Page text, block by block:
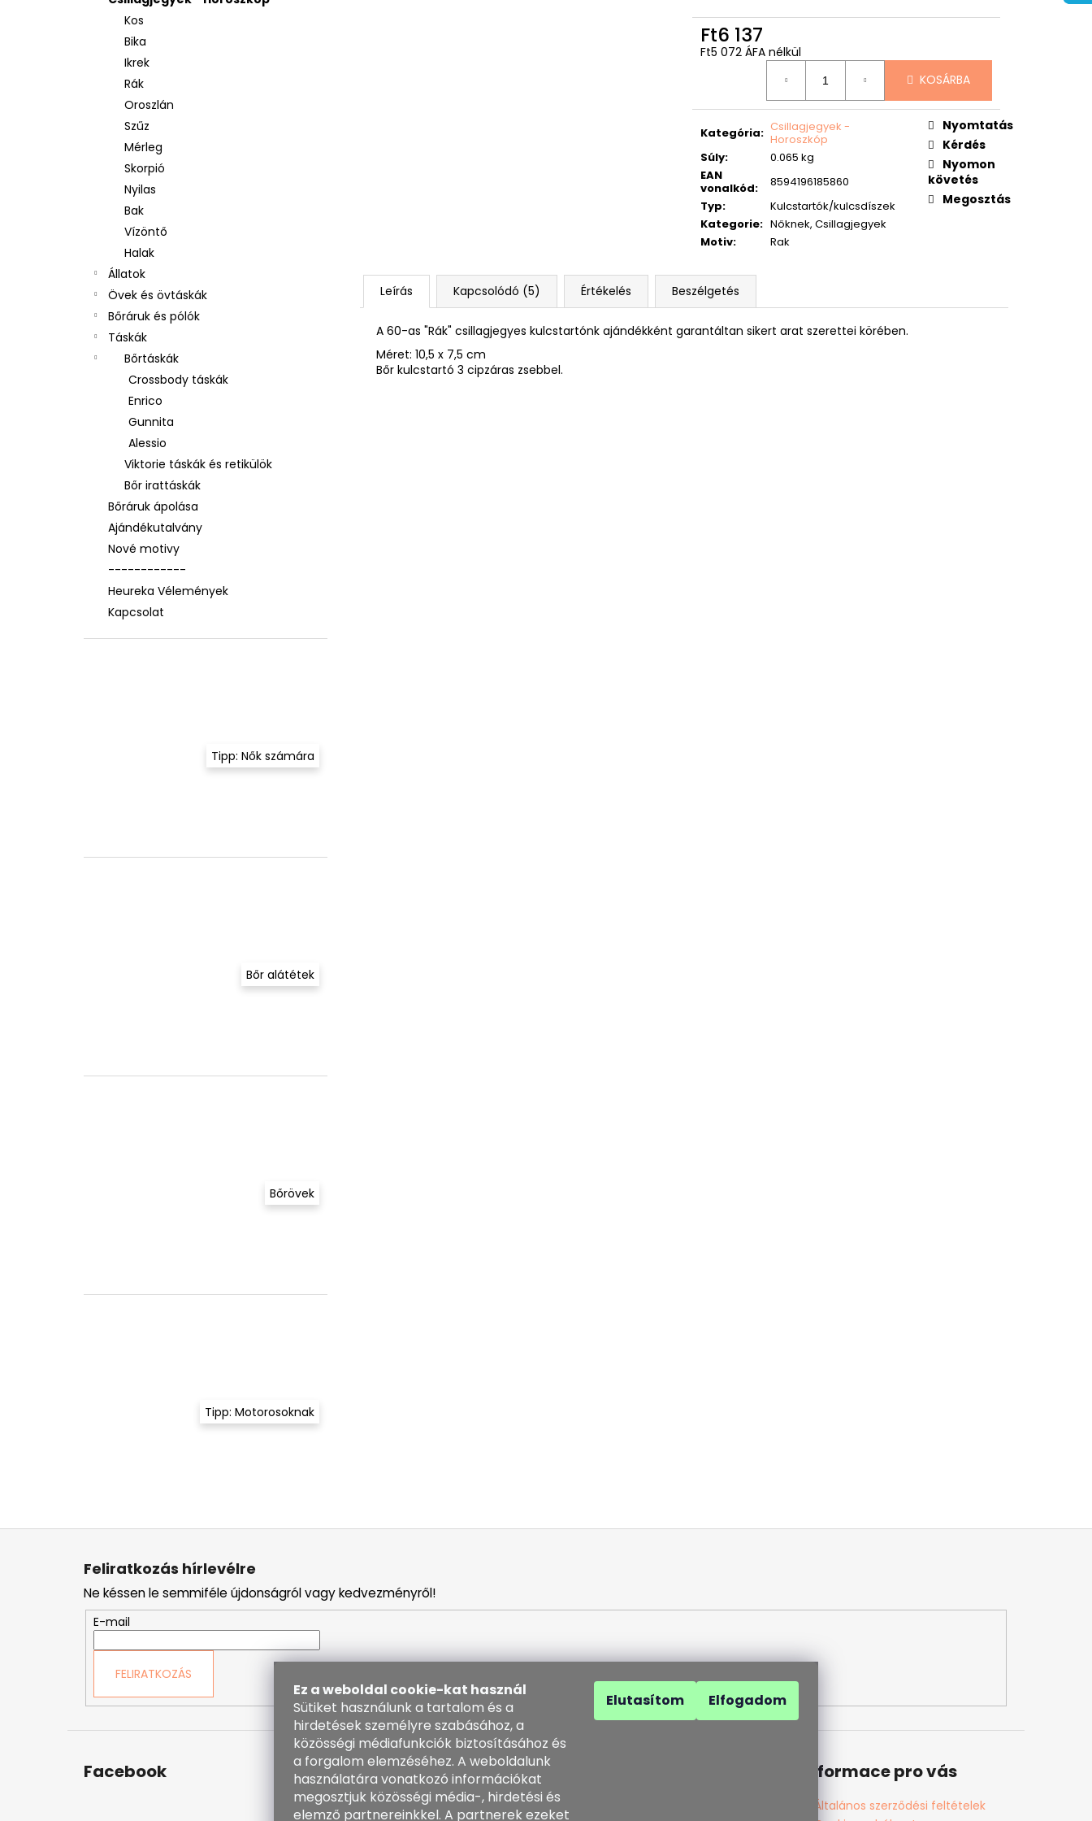
Ez a weboldal cookie-kat használ
Sütiket használunk a tartalom és a
hirdetések személyre szabásához, a
közösségi médiafunkciók biztosításához és
a forgalom elemzéséhez. A weboldalunk
használatára vonatkozó információkat
megosztjuk közösségi média-, hirdetési és
elemző partnereinkkel. A partnerek ezeket
Elutasítom Elfogadom
Kos
Bika
Ikrek
Rák
Oroszlán
Szűz
Mérleg
Skorpió
Nyilas
Bak
Vízöntő
Halak
Állatok
Övek és övtáskák
Bőráruk és pólók
Táskák
Bőrtáskák
Crossbody táskák
Enrico
Gunnita
Alessio
Viktorie táskák és retikülök
Bőr irattáskák
Bőráruk ápolása
Ajándékutalvány
Nové motivy
------------
Heureka Vélemények
Kapcsolat
Tipp: Nők számára
Bőr alátétek
Bőrövek
Tipp: Motorosoknak
Ft6 137
Ft5 072 ÁFA nélkül
KOSÁRBA
Kategória: Csillagjegyek -
Horoszkóp
Súly:
0.065 kg
EAN
vonalkód:
8594196185860
Typ:
Kulcstartók/kulcsdíszek
Kategorie: Nőknek, Csillagjegyek
Motiv: Rak
Nyomtatás
Kérdés
Nyomon
követés
Megosztás
Leírás Kapcsolódó (5) Értékelés Beszélgetés
A 60-as "Rák" csillagjegyes kulcstartónk ajándékként garantáltan sikert arat szerettei körében.
Méret: 10,5 x 7,5 cm
Bőr kulcstartó 3 cipzáras zsebbel.
Feliratkozás hírlevélre
Ne késsen le semmiféle újdonságról vagy kedvezményről!
E-mail
FELIRATKOZÁS
Facebook Kapcsolat
info @kozenezbozi.com
Informace pro vás
Általános szerződési feltételek